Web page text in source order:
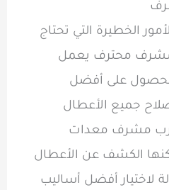
الخطيرة التي تحتاج
مشرف محترف يعمل
على أفضل
جميع الأعطال
مشرف معدات
الكشف عن الأعطال
لاختيار أفضل أساليب